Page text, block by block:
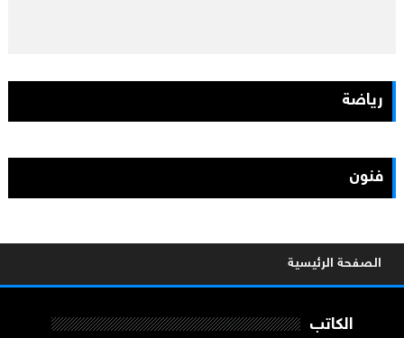
رياضة
فنون
الصفحة الرئيسية
الكاتب